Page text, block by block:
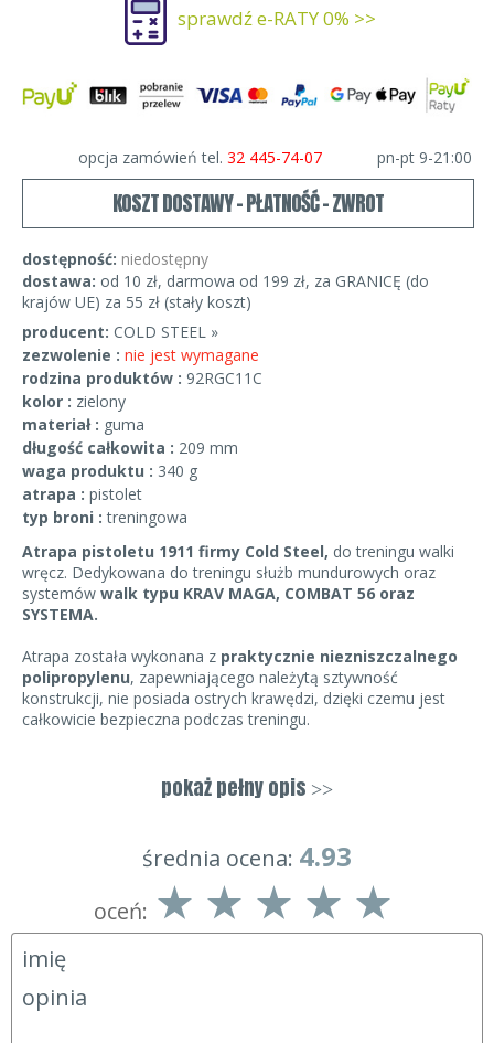
sprawdź e-RATY 0% >>
opcja zamówień tel. 32 445-74-07 pn-pt 9-21:00
KOSZT DOSTAWY - PŁATNOŚĆ - ZWROT
dostępność: niedostępny
dostawa: od 10 zł, darmowa od 199 zł, za GRANICĘ (do
krajów UE) za 55 zł (stały koszt)
producent: COLD STEEL »
zezwolenie : nie jest wymagane
rodzina produktów : 92RGC11C
kolor : zielony
materiał : guma
długość całkowita : 209 mm
waga produktu : 340 g
atrapa : pistolet
typ broni :treningowa
Atrapa pistoletu 1911 firmy Cold Steel, do treningu walki
wręcz. Dedykowana do treningu służb mundurowych oraz
systemów walk typu KRAV MAGA, COMBAT 56 oraz
SYSTEMA.
Atrapa została wykonana z praktycznie niezniszczalnego
polipropylenu, zapewniającego należytą sztywność
konstrukcji, nie posiada ostrych krawędzi, dzięki czemu jest
całkowicie bezpieczna podczas treningu.
bezpiecznikiem zewnętrznym.
pokaż pełny opis >>
średnia ocena: 4.93
oceń: